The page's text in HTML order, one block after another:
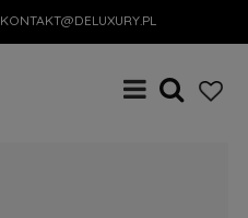
KONTAKT@DELUXURY.PL